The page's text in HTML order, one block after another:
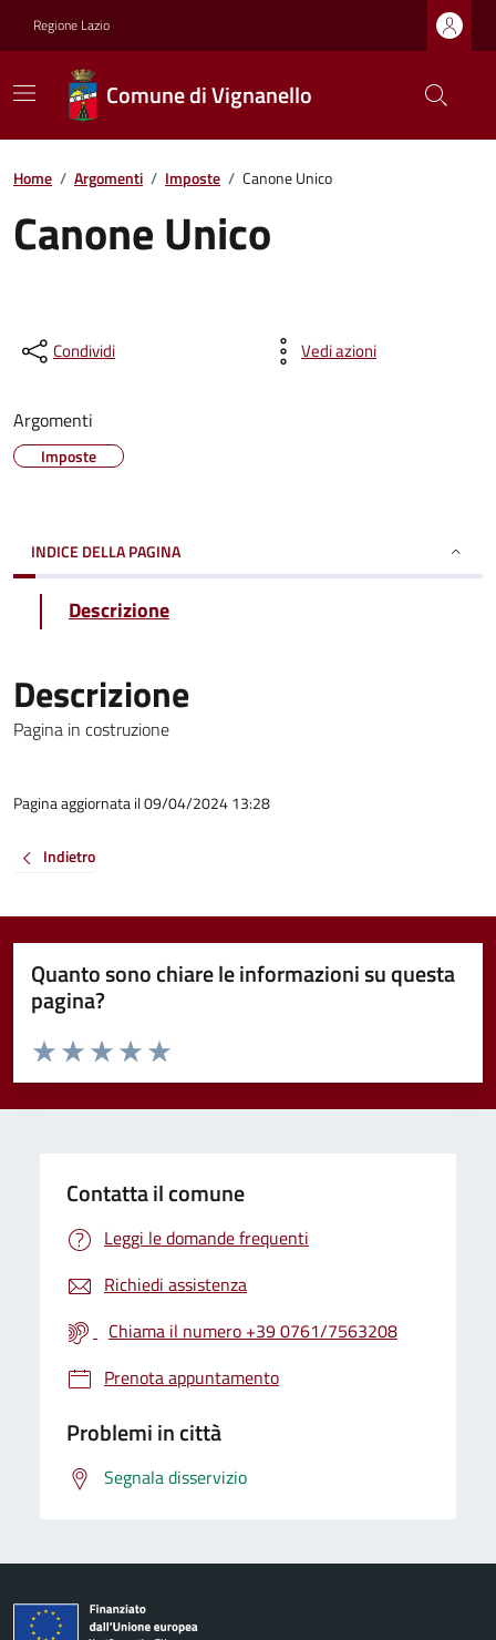
Regione Lazio
Comune di Vignanello
Home / Argomenti / Imposte / Canone Unico
Canone Unico
Condividi Vedi azioni
Argomenti
Imposte
INDICE DELLA PAGINA
Descrizione
Descrizione
Pagina in costruzione
Pagina aggiornata il 09/04/2024 13:28
Indietro
Quanto sono chiare le informazioni su questa
pagina?
Valuta da 1 a 5 stelle la pagina
Valuta 5 stelle su 5
Valuta 4 stelle su 5
Valuta 3 stelle su 5
Valuta 2 stelle su 5
Valuta 1 stelle su 5
Contatta il comune
Leggi le domande frequenti
Richiedi assistenza
Chiama il numero +39 0761/7563208
Prenota appuntamento
Problemi in città
Segnala disservizio